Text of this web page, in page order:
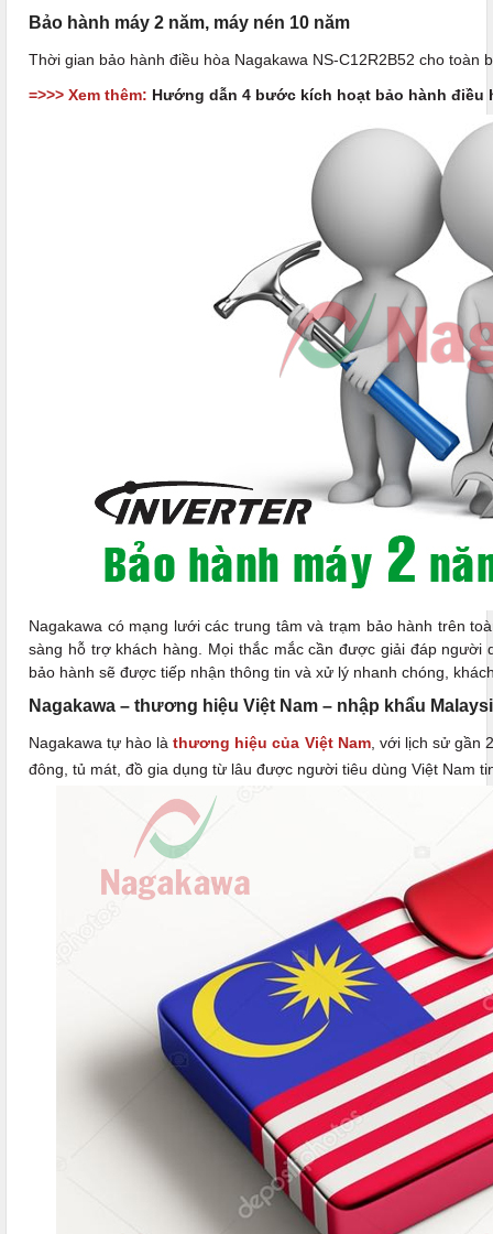
Bảo hành máy 2 năm, máy nén 10 năm
Thời gian bảo hành điều hòa Nagakawa NS-C12R2B52 cho toàn
=>>> Xem thêm: Hướng dẫn 4 bước kích hoạt bảo hành điều
Nagakawa có mạng lưới các trung tâm và trạm bảo hành trên
sàng hỗ trợ khách hàng. Mọi thắc mắc cần được giải đáp
bảo hành sẽ được tiếp nhận thông tin và xử lý nhanh chóng,
Nagakawa – thương hiệu Việt Nam – nhập khẩu
Nagakawa tự hào làthương hiệu của Việt Nam, với lịch sử gần
đông, tủ mát, đồ gia dụng từ lâu được người tiêu dùng Việt Nam